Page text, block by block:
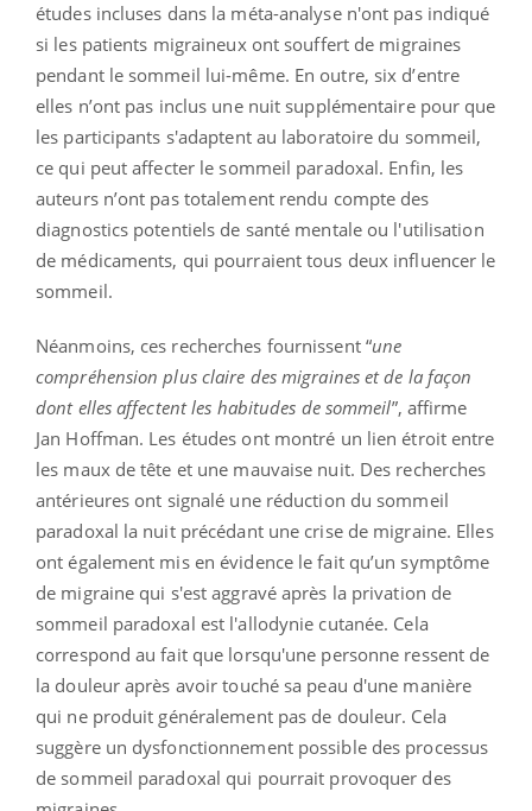
études incluses dans la méta-analyse n'ont pas indiqué
si les patients migraineux ont souffert de migraines
pendant le sommeil lui-même. En outre, six d’entre
elles n’ont pas inclus une nuit supplémentaire pour que
les participants s'adaptent au laboratoire du sommeil,
ce qui peut affecter le sommeil paradoxal. Enfin, les
auteurs n’ont pas totalement rendu compte des
diagnostics potentiels de santé mentale ou l'utilisation
de médicaments, qui pourraient tous deux influencer le
sommeil.
Néanmoins, ces recherches fournissent “une
compréhension plus claire des migraines et de la façon
dont elles affectent les habitudes de sommeil”, affirme
Jan Hoffman. Les études ont montré un lien étroit entre
les maux de tête et une mauvaise nuit. Des recherches
antérieures ont signalé une réduction du sommeil
paradoxal la nuit précédant une crise de migraine. Elles
ont également mis en évidence le fait qu’un symptôme
de migraine qui s'est aggravé après la privation de
sommeil paradoxal est l'allodynie cutanée. Cela
correspond au fait que lorsqu'une personne ressent de
la douleur après avoir touché sa peau d'une manière
qui ne produit généralement pas de douleur. Cela
suggère un dysfonctionnement possible des processus
de sommeil paradoxal qui pourrait provoquer des